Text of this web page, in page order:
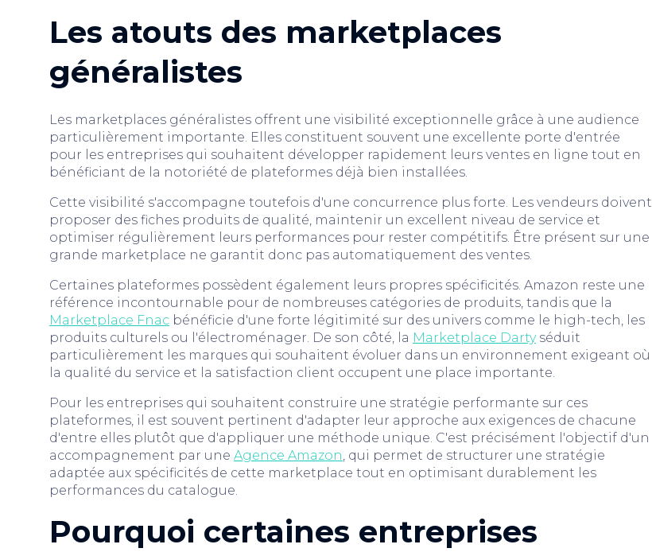
Les atouts des marketplaces
généralistes
Les marketplaces généralistes offrent une visibilité exceptionnelle grâce à une audience
particulièrement importante. Elles constituent souvent une excellente porte d'entrée
pour les entreprises qui souhaitent développer rapidement leurs ventes en ligne tout en
bénéficiant de la notoriété de plateformes déjà bien installées.
Cette visibilité s'accompagne toutefois d'une concurrence plus forte. Les vendeurs doivent
proposer des fiches produits de qualité, maintenir un excellent niveau de service et
optimiser régulièrement leurs performances pour rester compétitifs. Être présent sur une
grande marketplace ne garantit donc pas automatiquement des ventes.
Certaines plateformes possèdent également leurs propres spécificités. Amazon reste une
référence incontournable pour de nombreuses catégories de produits, tandis que la
Marketplace Fnac bénéficie d'une forte légitimité sur des univers comme le high-tech, les
produits culturels ou l'électroménager. De son côté, la Marketplace Dartyséduit
particulièrement les marques qui souhaitent évoluer dans un environnement exigeant où
la qualité du service et la satisfaction client occupent une place importante.
Pour les entreprises qui souhaitent construire une stratégie performante sur ces
plateformes, il est souvent pertinent d'adapter leur approche aux exigences de chacune
d'entre elles plutôt que d'appliquer une méthode unique. C'est précisément l'objectif d'un
accompagnement par une Agence Amazon, qui permet de structurer une stratégie
adaptée aux spécificités de cette marketplace tout en optimisant durablement les
performances du catalogue.
Pourquoi certaines entreprises